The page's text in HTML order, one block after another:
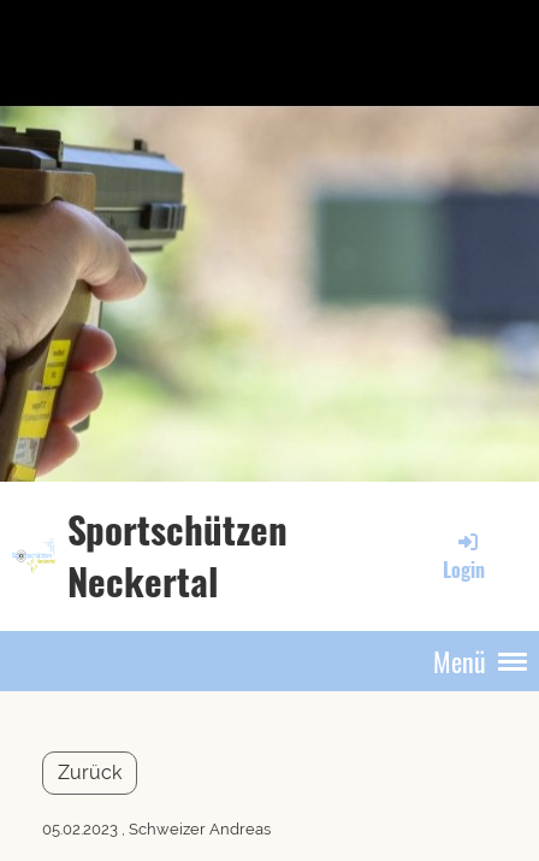
Sportschützen
Neckertal
Login
Menü
Zurück
05.02.2023 , Schweizer Andreas